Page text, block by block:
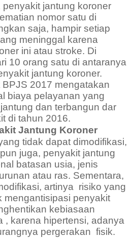
jantung koroner
nomor satu di
saja, hampir setiap
meninggal karena
ini atau stroke. Di
10 orang satu di antaranya
jantung koroner.
2017 mengatakan
biaya pelayanan yang
dan terbangun dar
di tahun 2016.
Jantung Koroner
tidak dapat dimodifikasi,
juga, penyakit jantung
batasan usia, jenis
atau ras. Sementara,
artinya risiko yang
mengantisipasi penyakit
kebiasaan
, karena hipertensi, adanya
pergerakan fisik.